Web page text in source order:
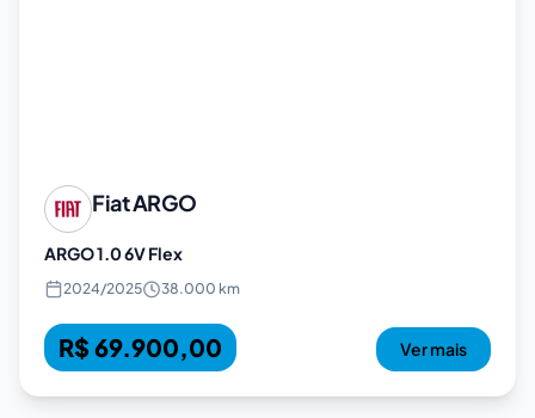
FiatARGO
ARGO 1.0 6V Flex
2024/2025 38.000 km
R$ 69.900,00 Ver mais